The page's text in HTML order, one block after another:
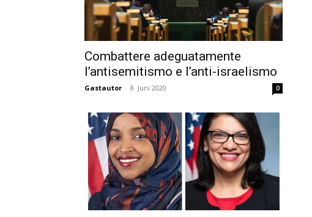
Combattere adeguatamente
l’antisemitismo e l’anti-israelismo
Gastautor - 8. Juni 2020 0